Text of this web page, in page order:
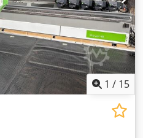
1 / 15